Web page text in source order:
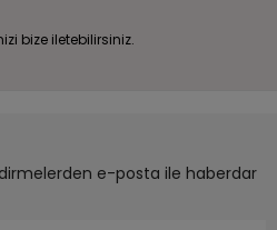
bize iletebilirsiniz.
e-posta ile haberdar